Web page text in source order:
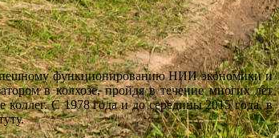
функционированию НИИ экономики и
в колхозе, пройдя в течение многих лет
коллег. С 1978 года и до середины 2015 года, в